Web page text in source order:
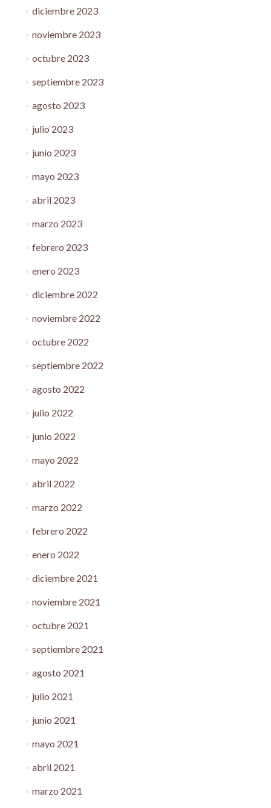
diciembre 2023
noviembre 2023
octubre 2023
septiembre 2023
agosto 2023
julio 2023
junio 2023
mayo 2023
abril 2023
marzo 2023
febrero 2023
enero 2023
diciembre 2022
noviembre 2022
octubre 2022
septiembre 2022
agosto 2022
julio 2022
junio 2022
mayo 2022
abril 2022
marzo 2022
febrero 2022
enero 2022
diciembre 2021
noviembre 2021
octubre 2021
septiembre 2021
agosto 2021
julio 2021
junio 2021
mayo 2021
abril 2021
marzo 2021